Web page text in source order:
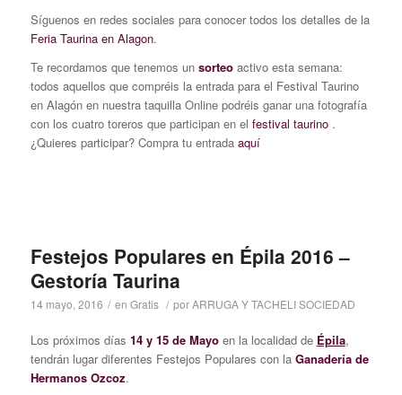
Síguenos en redes sociales para conocer todos los detalles de la
Feria Taurina en Alagon.
Te recordamos que tenemos un sorteoactivo esta semana:
todos aquellos que compréis la entrada para el Festival Taurino
en Alagón en nuestra taquilla Online podréis ganar una fotografía
con los cuatro toreros que participan en el festival taurino.
¿Quieres participar? Compra tu entrada aquí
Festejos Populares en Épila 2016 –
Gestoría Taurina
14 mayo, 2016 / en Gratis / porARRUGA Y TACHELI SOCIEDAD
Los próximos días 14 y 15 de Mayoen la localidad de Épila,
tendrán lugar diferentes Festejos Populares con la Ganadería de
Hermanos Ozcoz.